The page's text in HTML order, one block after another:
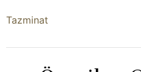
Tazminat